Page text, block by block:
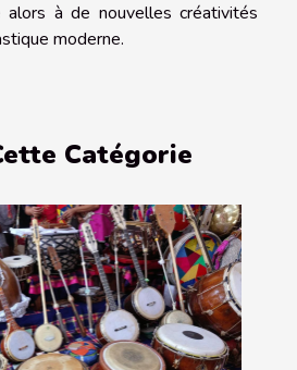
alors à de nouvelles créativités
moderne.
Catégorie